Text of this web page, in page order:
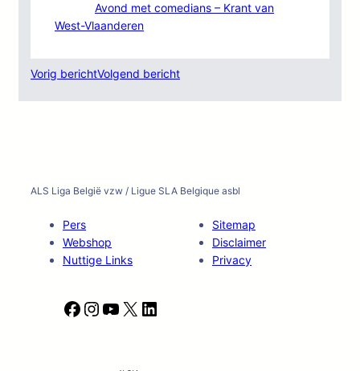
Avond met comedians – Krant van
West-Vlaanderen
Vorig berichtVolgend bericht
ALS Liga België vzw / Ligue SLA Belgique asbl
Pers
Webshop
Nuttige Links
Sitemap
Disclaimer
Privacy
F
I
Y
X